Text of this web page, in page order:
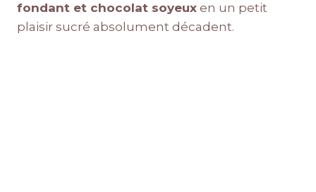
fondant et chocolat soyeux en un petit
plaisir sucré absolument décadent.